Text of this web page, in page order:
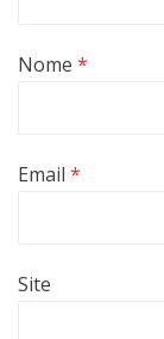
Nome *
Email *
Site